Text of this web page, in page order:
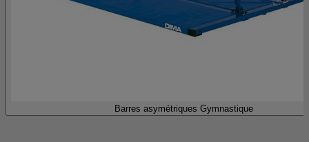
Barres asymétriques Gymnastique